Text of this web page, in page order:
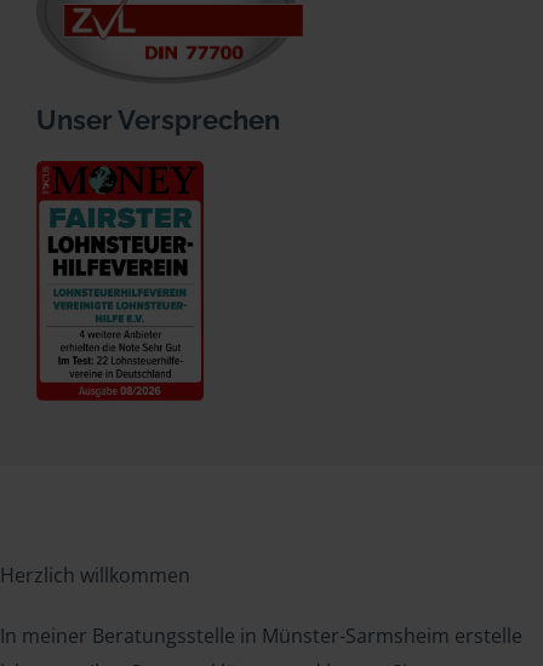
Unser Versprechen
Herzlich willkommen
In meiner Beratungsstelle in Münster-Sarmsheim erstelle